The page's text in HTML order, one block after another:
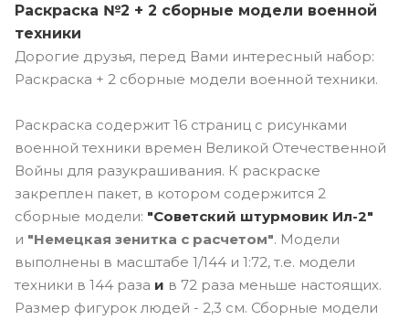
Раскраска №2 + 2 сборные модели военной
техники
Дорогие друзья, перед Вами интересный набор:
Раскраска + 2 сборные модели военной техники.
Раскраска содержит 16 страниц с рисунками
военной техники времен Великой Отечественной
Войны для разукрашивания. К раскраске
закреплен пакет, в котором содержится 2
сборные модели: "Советский штурмовик Ил-2"
и "Немецкая зенитка с расчетом". Модели
выполнены в масштабе 1/144 и 1:72, т.е. модели
техники в 144 раза и в 72 раза меньше настоящих.
Размер фигурок людей - 2,3 см. Сборные модели